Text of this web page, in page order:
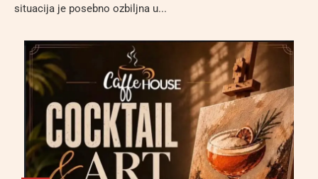
situacija je posebno ozbiljna u...